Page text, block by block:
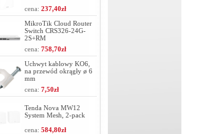
cena: 237,40zł
MikroTik Cloud Router
Switch CRS326-24G-
2S+RM
cena: 758,70zł
Uchwyt kablowy KO6,
na przewód okrągły ø 6
mm
cena: 7,50zł
Tenda Nova MW12
System Mesh, 2-pack
cena: 584,80zł